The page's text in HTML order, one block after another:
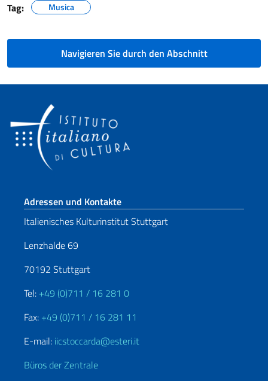
Tag: Musica
Navigieren Sie durch den Abschnitt
Fußbereich
Adressen und Kontakte
Italienisches Kulturinstitut Stuttgart
Lenzhalde 69
70192 Stuttgart
Tel: +49 (0)711 / 16 281 0
Fax: +49 (0)711 / 16 281 11
E-mail: iicstoccarda@esteri.it
Büros der Zentrale